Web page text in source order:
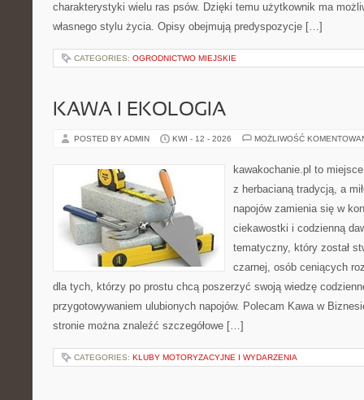
charakterystyki wielu ras psów. Dzięki temu użytkownik ma
własnego stylu życia. Opisy obejmują predyspozycje […]
CATEGORIES: OGRODNICTWO MIEJSKIE
KAWA I EKOLOGIA
POSTED BY ADMIN KWI - 12 - 2026 MOŻLIWOŚĆ
kawakochanie.pl to
z herbacianą tradycją, a
napojów zamienia się w
ciekawostki i codzienną
tematyczny, który został
czarnej, osób ceniących
dla tych, którzy po prostu chcą poszerzyć swoją wiedzę
przygotowywaniem ulubionych napojów. Polecam Kawa w
stronie można znaleźć szczegółowe […]
CATEGORIES: KLUBY MOTORYZACYJNE I WYDARZENIA